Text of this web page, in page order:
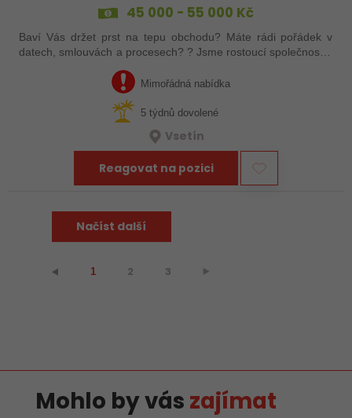
45 000 - 55 000 Kč
Baví Vás držet prst na tepu obchodu? Máte rádi pořádek v
datech, smlouvách a procesech? ? Jsme rostoucí společnost a
Potřebujeme člověka, který…Mimořádná nabídka
5 týdnů dovolené
Vsetín
Reagovat na pozici
Načíst další
⯇ 1 2 3 ⯈
Mohlo by vás zajímat